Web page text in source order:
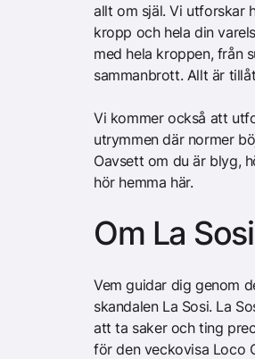
allt om själ. Vi utforskar
kropp och hela din
med hela kroppen, från
sammanbrott. Allt är
Vi kommer också att
utrymmen där normer
Oavsett om du är blyg,
hör hemma här.
Om La Sosi
Vem guidar dig genom
skandalen La Sosi. La
att ta saker och ting
för den veckovisa Loco